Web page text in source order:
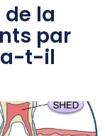
la
par
t-il